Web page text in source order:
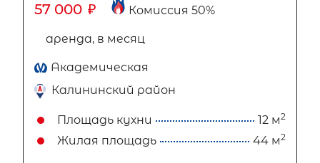
57 000 ₽ Комиссия 50%
аренда, в месяц
Академическая
Калининский район
Площадь кухни 12 м2
Жилая площадь 44 м2